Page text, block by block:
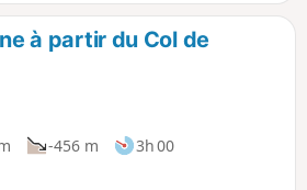
à partir du Col de
-456 m
3h 00